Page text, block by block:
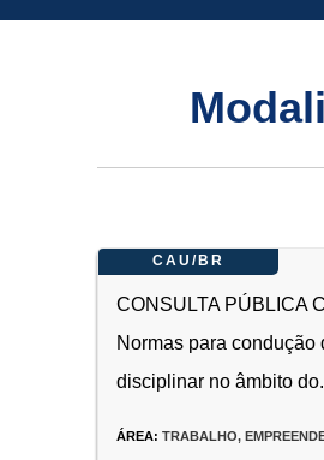
CAU/BR
CONSULTA PÚBLICA
Normas para condução
disciplinar no âmbito
ÁREA:TRABALHO,